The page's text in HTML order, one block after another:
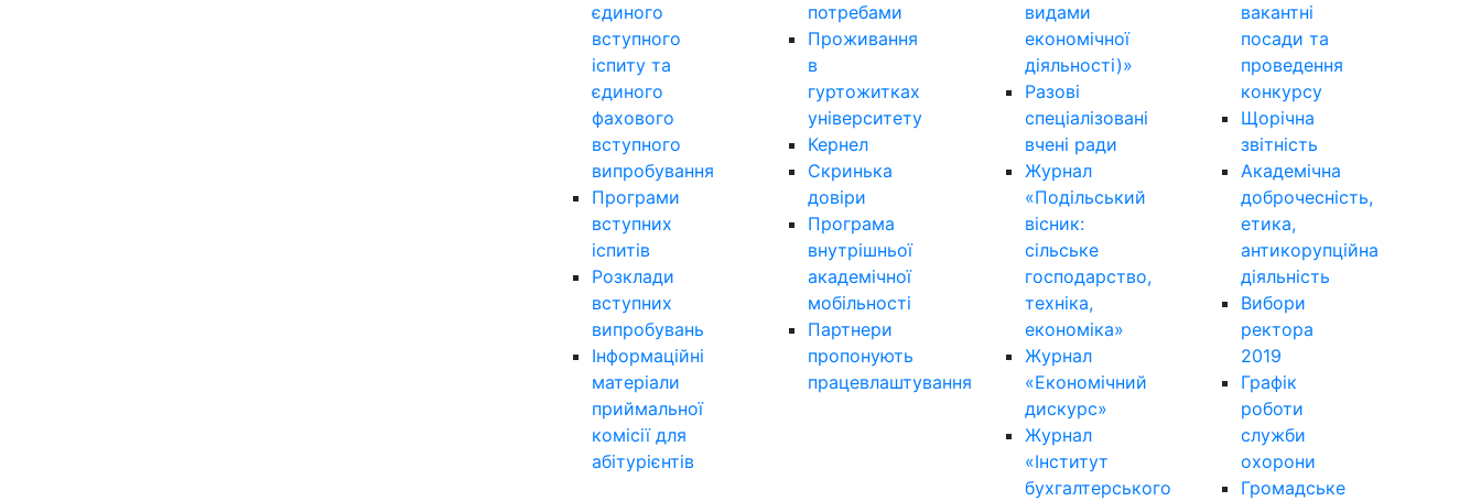
єдиного
вступного
іспиту та
єдиного
фахового
вступного
випробування
Програми
вступних
іспитів
Розклади
вступних
випробувань
Інформаційні
матеріали
приймальної
комісії для
абітурієнтів
потребами
Проживання
в
гуртожитках
університету
Кернел
Скринька
довіри
Програма
внутрішньої
академічної
мобільності
Партнери
пропонують
працевлаштування
видами
економічної
діяльності)»
Разові
спеціалізовані
вчені ради
Журнал
«Подільський
вісник:
сільське
господарство,
техніка,
економіка»
Журнал
«Економічний
дискурс»
Журнал
«Інститут
бухгалтерського
вакантні
посади та
проведення
конкурсу
Щорічна
звітність
Академічна
доброчесність,
етика,
антикорупційна
діяльність
Вибори
ректора
2019
Графік
роботи
служби
охорони
Громадське